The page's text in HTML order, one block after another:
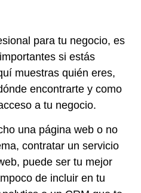
para tu negocio, es
si estás
muestras quién eres,
encontrarte y como
a tu negocio.
una página web o no
contratar un servicio
puede ser tu mejor
de incluir en tu